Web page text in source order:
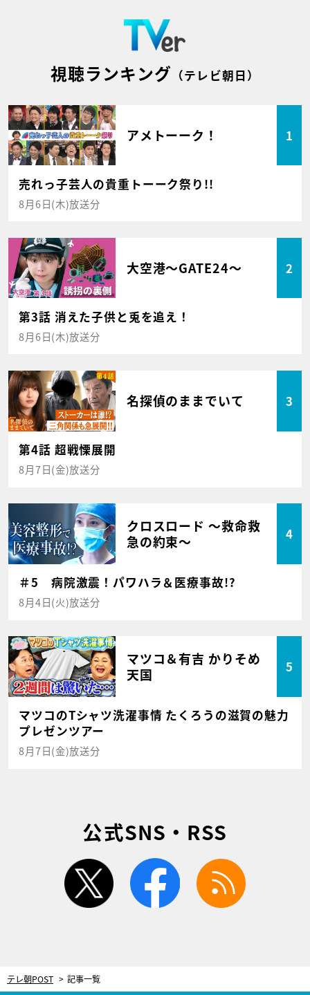
視聴ランキング （テレビ朝日）
アメトーーク！ 1
売れっ子芸人の貴重トーーク祭り!!
8月6日(木)放送分
大空港～GATE24～ 2
第3話 消えた子供と兎を追え！
8月6日(木)放送分
名探偵のままでいて 3
第4話 超戦慄展開
8月7日(金)放送分
クロスロード ～救命救
急の約束～
4
＃5 病院激震！パワハラ＆医療事故!?
8月4日(火)放送分
マツコ＆有吉 かりそめ
天国
5
マツコのTシャツ洗濯事情 たくろうの滋賀の魅力
プレゼンツアー
8月7日(金)放送分
公式SNS・RSS
twitter facebook
テレ朝POST 記事一覧